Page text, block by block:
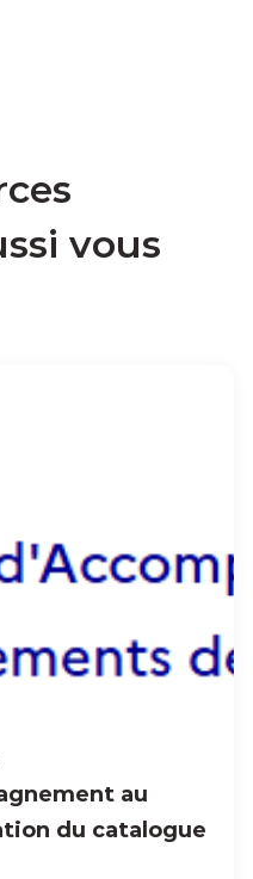
vous
au
du catalogue